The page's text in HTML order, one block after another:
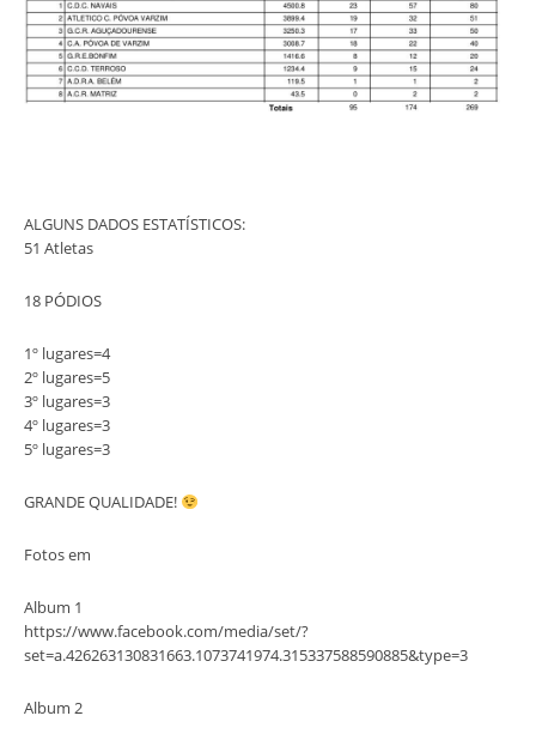
ALGUNS DADOS ESTATÍSTICOS:
51 Atletas
18 PÓDIOS
1º lugares=4
2º lugares=5
3º lugares=3
4º lugares=3
5º lugares=3
GRANDE QUALIDADE!
Fotos em
Album 1
https://www.facebook.com/media/set/?
set=a.426263130831663.1073741974.315337588590885&type=3
Album 2